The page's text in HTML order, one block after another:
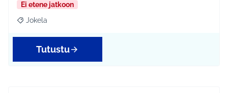
Ei etene jatkoon
Rajaa tulokset aihepiirin mukaan: Jokela
Jokela
Tutustu